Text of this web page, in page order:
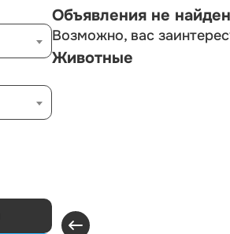
Объявления не
Возможно, вас
Животные